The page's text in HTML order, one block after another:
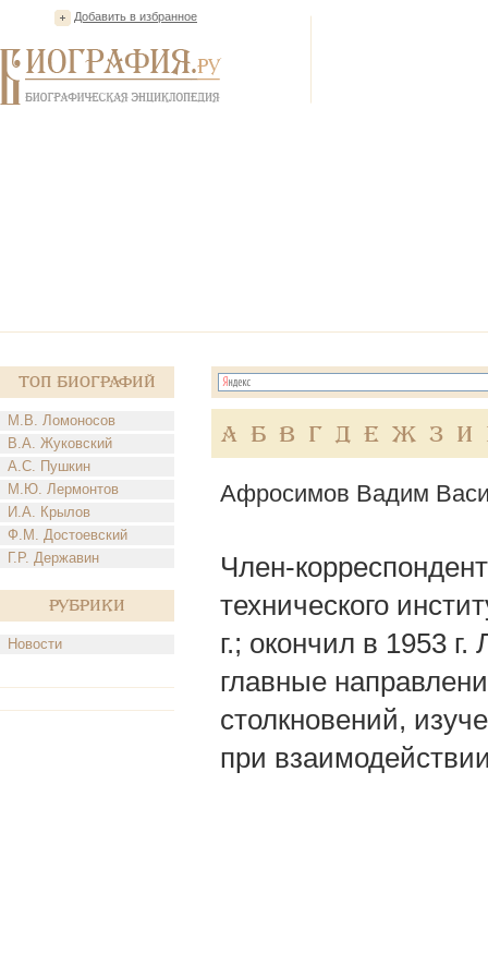
Добавить в избранное
Топ Биографий
М.В. Ломоносов
В.А. Жуковский
А.С. Пушкин
М.Ю. Лермонтов
И.А. Крылов
Ф.М. Достоевский
Г.Р. Державин
Рубрики
Новости
А Б В Г Д Е Ж З И
Афросимов Вадим
Член-
технического
г.; окончил в 1953
главные
столкновений,
при